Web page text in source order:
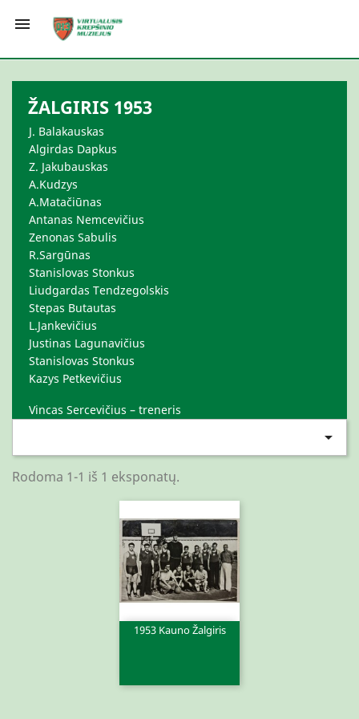

ŽALGIRIS 1953
J. Balakauskas
Algirdas Dapkus
Z. Jakubauskas
A.Kudzys
A.Matačiūnas
Antanas Nemcevičius
Zenonas Sabulis
R.Sargūnas
Stanislovas Stonkus
Liudgardas Tendzegolskis
Stepas Butautas
L.Jankevičius
Justinas Lagunavičius
Stanislovas Stonkus
Kazys Petkevičius
Vincas Sercevičius – treneris

Rodoma 1-1 iš 1 eksponatų.
1953 Kauno Žalgiris